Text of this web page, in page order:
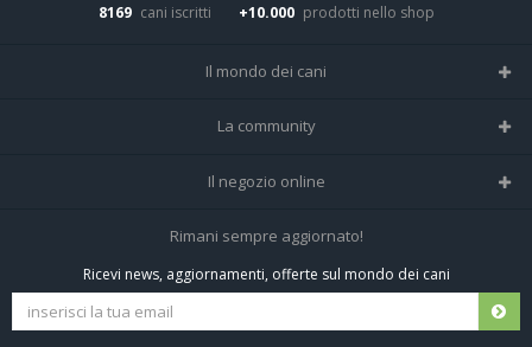
8169 cani iscritti +10.000 prodotti nello shop
Il mondo dei cani
Tutte le razze
La community
Home
Tutti i cani iscritti
Il negozio online
Negozio per cani
Spedizioni e resi
Rimani sempre aggiornato!
Ricevi news, aggiornamenti, offerte sul mondo dei cani